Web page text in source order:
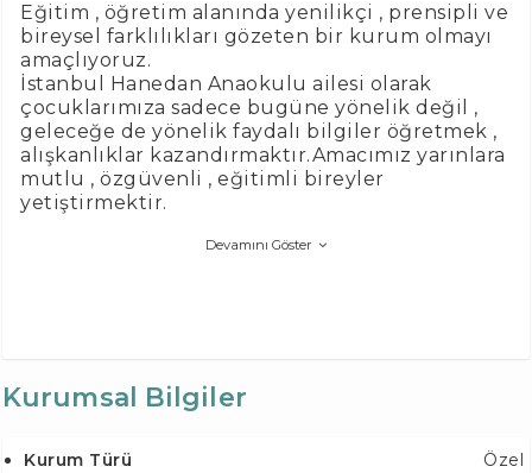
Eğitim , öğretim alanında yenilikçi , prensipli ve
bireysel farklılıkları gözeten bir kurum olmayı
amaçlıyoruz.
İstanbul Hanedan Anaokulu ailesi olarak
çocuklarımıza sadece bugüne yönelik değil ,
geleceğe de yönelik faydalı bilgiler öğretmek ,
alışkanlıklar kazandırmaktır.Amacımız yarınlara
mutlu , özgüvenli , eğitimli bireyler
yetiştirmektir.
Devamını Göster
Kurumsal Bilgiler
Kurum Türü
Özel